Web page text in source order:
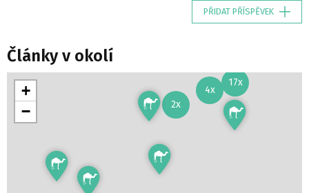
PŘIDAT PŘÍSPĚVEK
Články v okolí
2x
17x
4x
+
−